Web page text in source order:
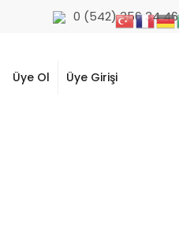
0 (542) 356 34 46
Üye Ol Üye Girişi